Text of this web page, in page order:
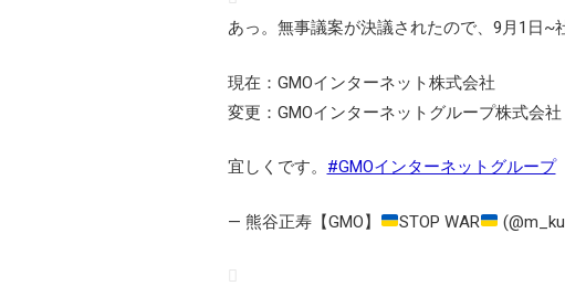
あっ。無事議案が決議されたので、9月1日~
現在：GMOインターネット株式会社
変更：GMOインターネットグループ株式会社
宜しくです。 #GMOインターネットグループ
— 熊谷正寿【GMO】 STOP WAR